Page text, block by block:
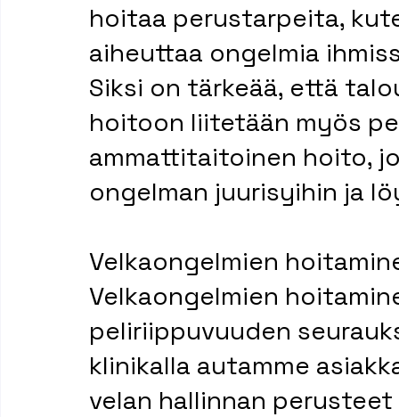
hoitaa perustarpeita,
aiheuttaa ongelmia
Siksi on tärkeää, että
hoitoon liitetään myös
ammattitaitoinen hoito,
ongelman juurisyihin ja
Velkaongelmien
Velkaongelmien
peliriippuvuuden
klinikalla autamme
velan hallinnan